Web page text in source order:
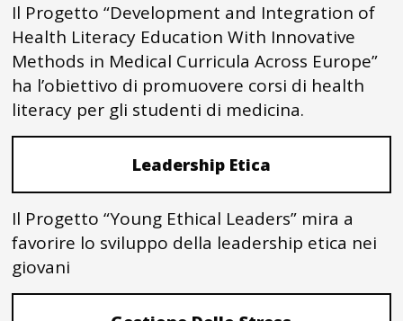
Il Progetto “Development and Integration of
Health Literacy Education With Innovative
Methods in Medical Curricula Across Europe”
ha l’obiettivo di promuovere corsi di health
literacy per gli studenti di medicina.
Leadership Etica
Il Progetto “Young Ethical Leaders” mira a
favorire lo sviluppo della leadership etica nei
giovani